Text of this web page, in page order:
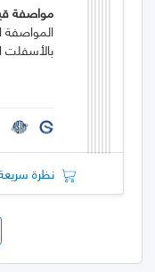
مواصفة
المواصفة
نظرة